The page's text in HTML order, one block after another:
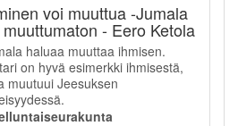
voi muuttua -Jumala
- Eero Ketola
haluaa muuttaa ihmisen.
on hyvä esimerkki ihmisestä,
muutuui Jeesuksen